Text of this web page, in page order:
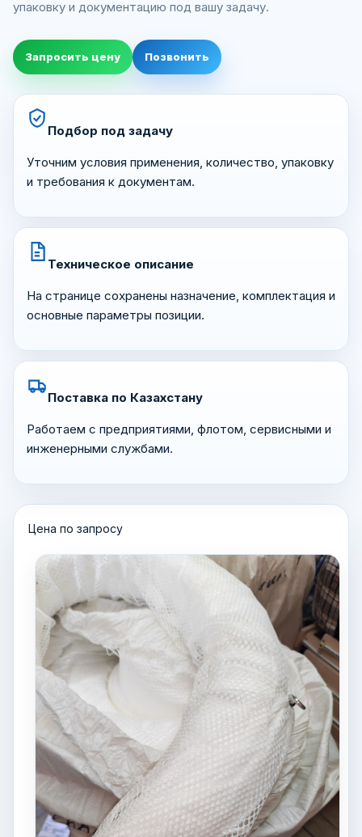
упаковку и документацию под вашу задачу.
Запросить цену Позвонить
Подбор под задачу
Уточним условия применения, количество, упаковку
и требования к документам.
Техническое описание
На странице сохранены назначение, комплектация и
основные параметры позиции.
Поставка по Казахстану
Работаем с предприятиями, флотом, сервисными и
инженерными службами.
Цена по запросу